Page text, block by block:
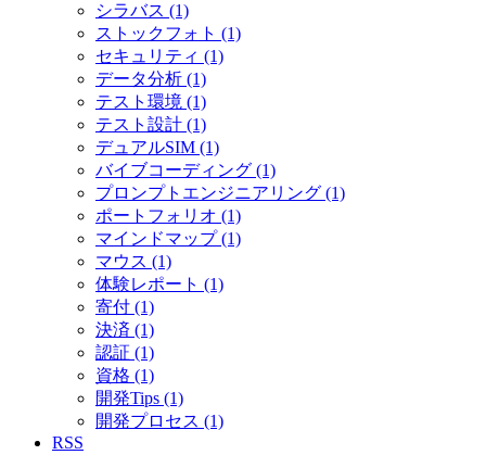
シラバス (1)
ストックフォト (1)
セキュリティ (1)
データ分析 (1)
テスト環境 (1)
テスト設計 (1)
デュアルSIM (1)
バイブコーディング (1)
プロンプトエンジニアリング (1)
ポートフォリオ (1)
マインドマップ (1)
マウス (1)
体験レポート (1)
寄付 (1)
決済 (1)
認証 (1)
資格 (1)
開発Tips (1)
開発プロセス (1)
RSS